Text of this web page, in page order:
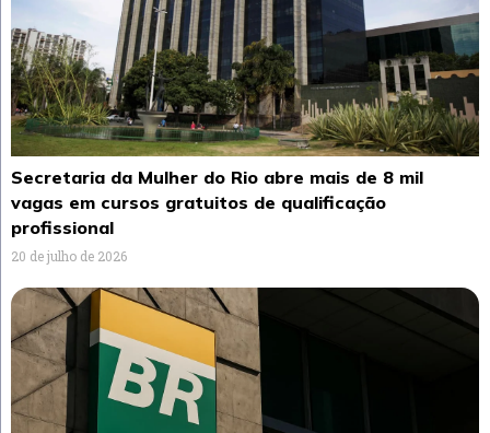
Secretaria da Mulher do Rio abre mais de 8 mil
vagas em cursos gratuitos de qualificação
profissional
20 de julho de 2026